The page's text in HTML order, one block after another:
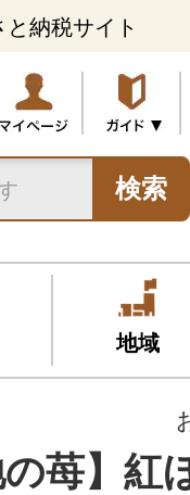
納税サイト
検索
地域
苺】紅